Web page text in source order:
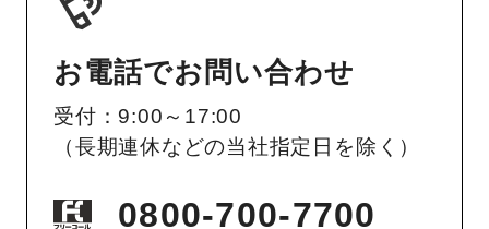
お電話でお問い合わせ
受付：9:00～17:00
（長期連休などの当社指定日を除く）
0800-700-7700